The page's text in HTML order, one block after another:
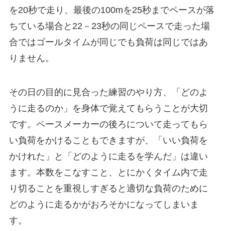
を20秒で走り、最後の100mを25秒までペースが落
ちている場合と22－23秒の同じペースで走った場
合ではゴールタイムが同じでも負荷は同じではあ
りません。
その日の目的に見合った練習のやり方、「どのよ
うに走るのか」を身体で覚えてもらうことが大切
です。ペースメーカーの後ろについて走ってもら
い負荷をかけることもできますが、「いい負荷を
かけれた」と「どのように走るを学んだ」は違い
ます。本数をこなすこと、とにかくタイム内で走
り切ることを重視しすぎると適切な負荷のために
どのように走るかがおろそかになってしまいま
す。